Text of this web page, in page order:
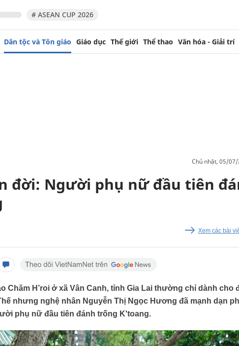
# ASEAN CUP 2026
Dân tộc và Tôn giáo Giáo dục Thế giới Thể thao Văn hóa - Giải trí
chủ nhật, 05/
đời: Người phụ nữ đầu tiên
Xem các bài
Chăm H’roi ở xã Vân Canh, tỉnh Gia Lai thường chỉ dành cho
nhưng nghệ nhân Nguyễn Thị Ngọc Hương đã mạnh dạn
phụ nữ đầu tiên đánh trống K'toang.